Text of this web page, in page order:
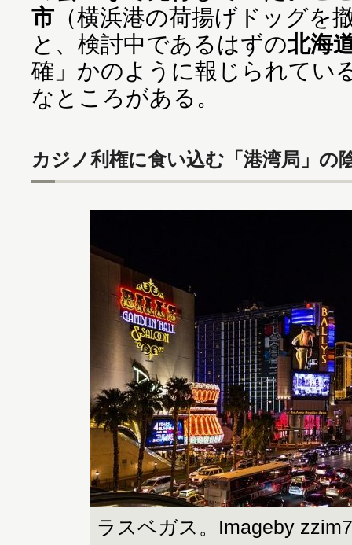
市 （横浜港の荷揚げドッグを
と、検討中であるはずの北海
確」かのように報じられてい
なところがある。
カジノ利権に食い込む「港湾局」の
ラスベガス。Imageby